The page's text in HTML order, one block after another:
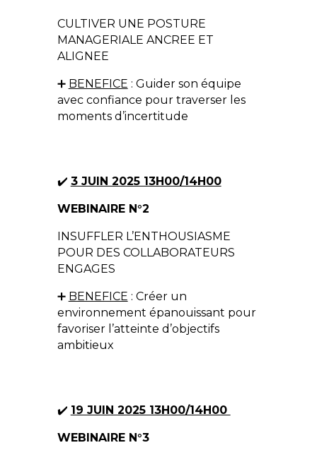
CULTIVER UNE POSTURE
MANAGERIALE ANCREE ET
ALIGNEE
➕ BENEFICE : Guider son équipe
avec confiance pour traverser les
moments d’incertitude
✔️ 3 JUIN 2025 13H00/14H00
WEBINAIRE N°2
INSUFFLER L’ENTHOUSIASME
POUR DES COLLABORATEURS
ENGAGES
➕ BENEFICE : Créer un
environnement épanouissant pour
favoriser l’atteinte d’objectifs
ambitieux
✔️ 19 JUIN 2025 13H00/14H00
WEBINAIRE N°3